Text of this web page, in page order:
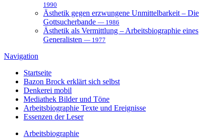
1990
Ästhetik gegen erzwungene Unmittelbarkeit – Die
Gottsucherbande — 1986
Ästhetik als Vermittlung – Arbeitsbiographie eines
Generalisten — 1977
Navigation
Startseite
Bazon Brock erklärt sich selbst
Denkerei mobil
Mediathek Bilder und Töne
Arbeitsbiographie Texte und Ereignisse
Essenzen der Leser
Arbeitsbiographie